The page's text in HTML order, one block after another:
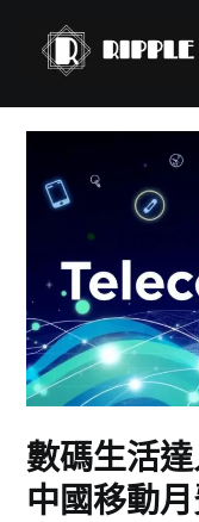
content
數碼生活
中國移動